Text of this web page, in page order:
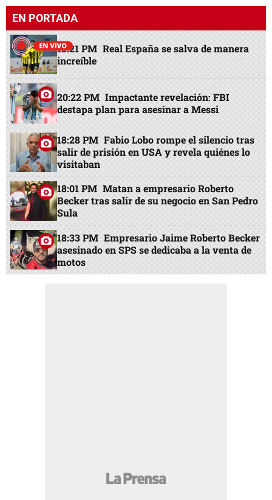
EN PORTADA
15:21 PM Real España se salva de manera
increíble
20:22 PM Impactante revelación: FBI
destapa plan para asesinar a Messi
18:28 PM Fabio Lobo rompe el silencio tras
salir de prisión en USA y revela quiénes lo
visitaban
18:01 PM Matan a empresario Roberto
Becker tras salir de su negocio en San Pedro
Sula
18:33 PM Empresario Jaime Roberto Becker
asesinado en SPS se dedicaba a la venta de
motos